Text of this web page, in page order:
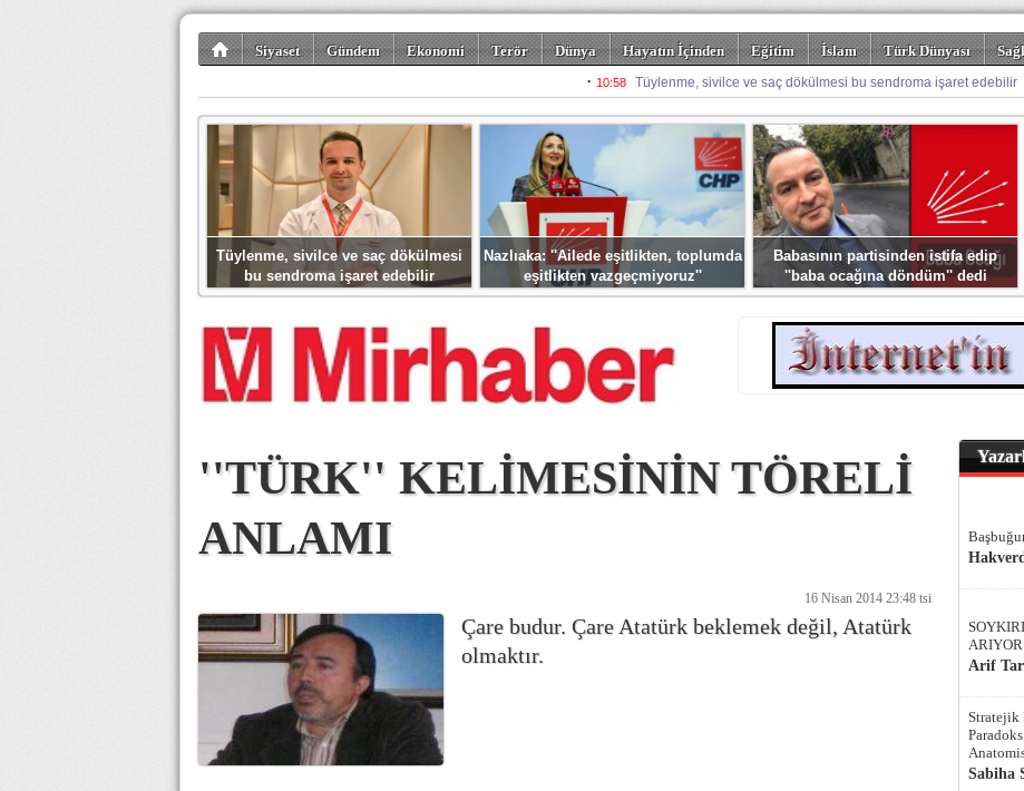
Siyaset Gündem Ekonomi Terör Dünya Hayatın İçinden Eğitim İslam Türk Dünyası
Misafir Kalem Foto Galeriler
Tüylenme, sivilce ve saç dökülmesi
bu sendroma işaret edebilir
Nazlıaka: ''Ailede eşitlikten, toplumda
eşitlikten vazgeçmiyoruz''
Babasının partisinden istifa edip
''baba ocağına döndüm'' dedi
''TÜRK'' KELİMESİNİN TÖRELİ
ANLAMI
16 Nisan 2014 23:48 tsi
Çare budur. Çare Atatürk beklemek değil, Atatürk
olmaktır.
Arif
Stratejik
Sabiha